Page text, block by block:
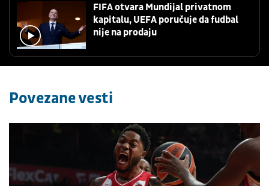
FIFA otvara Mundijal privatnom
kapitalu, UEFA poručuje da fudbal
nije na prodaju
Povezane vesti